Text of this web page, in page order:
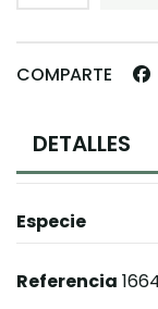
COMPARTE
DETALLES
Especie
Referencia